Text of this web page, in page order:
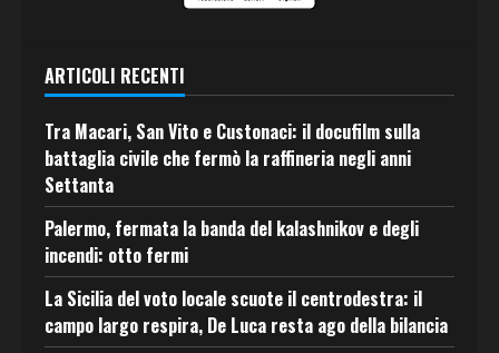
ARTICOLI RECENTI
Tra Macari, San Vito e Custonaci: il docufilm sulla
battaglia civile che fermò la raffineria negli anni
Settanta
Palermo, fermata la banda del kalashnikov e degli
incendi: otto fermi
La Sicilia del voto locale scuote il centrodestra: il
campo largo respira, De Luca resta ago della bilancia